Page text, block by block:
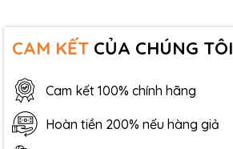
CAM KẾT CỦA CHÚNG TÔI
Cam kết 100% chính hãng
Hoàn tiền 200% nếu hàng giả